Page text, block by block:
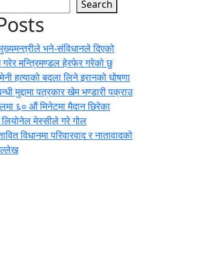
Search
भने-संविधानले दिएको
गरेर मन्त्रिमण्डल हेरफेर गरेको छु
हत्याको बदला लिने इरानको घोषणा
मुद्दामा पत्रकार खेम भण्डारी पक्राउ
६० औं मिनेटमा मैदान छिरेका
लियोनेल मेस्सीले गरे गोल
विधानमा परिवारवाद र नातावादको